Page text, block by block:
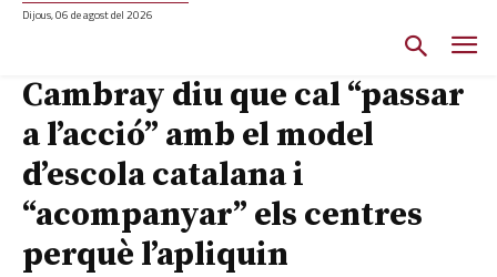
Dijous, 06 de agost del 2026
Cambray diu que cal “passar
a l’acció” amb el model
d’escola catalana i
“acompanyar” els centres
perquè l’apliquin